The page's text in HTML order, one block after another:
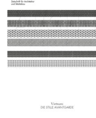
ARCH+ Nr. 226, Herbst
2016